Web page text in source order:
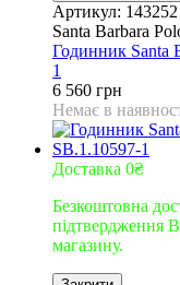
Артикул: 143252
Santa Barbara
Годинник Santa
1
6 560 грн
Немає в
Доставка 0₴
Безкоштовна
підтвердження
магазину.